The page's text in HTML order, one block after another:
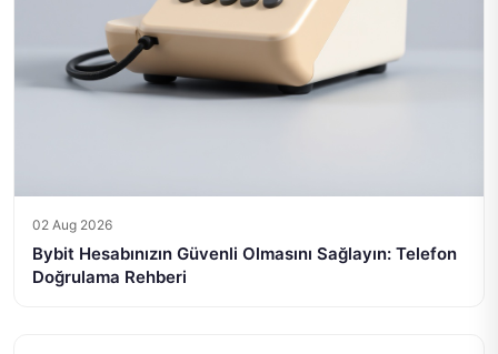
02 Aug 2026
Bybit Hesabınızın Güvenli Olmasını Sağlayın: Telefon
Doğrulama Rehberi